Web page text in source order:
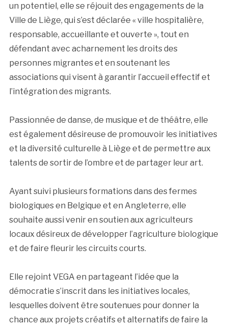
un potentiel, elle se réjouit des engagements de la
Ville de Liège, qui s’est déclarée « ville hospitalière,
responsable, accueillante et ouverte », tout en
défendant avec acharnement les droits des
personnes migrantes et en soutenant les
associations qui visent à garantir l’accueil effectif et
l’intégration des migrants.
Passionnée de danse, de musique et de théâtre, elle
est également désireuse de promouvoir les initiatives
et la diversité culturelle à Liège et de permettre aux
talents de sortir de l’ombre et de partager leur art.
Ayant suivi plusieurs formations dans des fermes
biologiques en Belgique et en Angleterre, elle
souhaite aussi venir en soutien aux agriculteurs
locaux désireux de développer l’agriculture biologique
et de faire fleurir les circuits courts.
Elle rejoint VEGA en partageant l’idée que la
démocratie s’inscrit dans les initiatives locales,
lesquelles doivent être soutenues pour donner la
chance aux projets créatifs et alternatifs de faire la